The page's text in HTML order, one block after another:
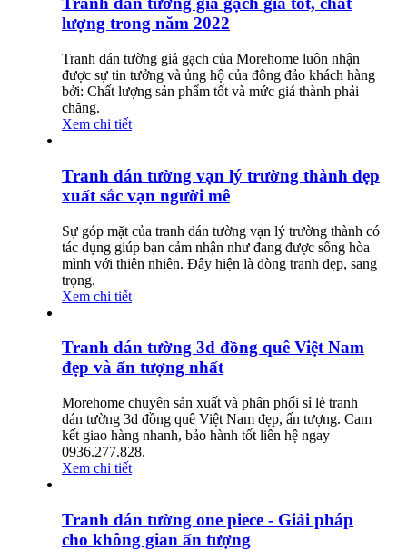
lượng trong năm 2022
Tranh dán tường giả gạch của Morehome luôn nhận
được sự tin tưởng và ủng hộ của đông đảo khách hàng
bởi: Chất lượng sản phẩm tốt và mức giá thành phải
chăng.
Xem chi tiết
Tranh dán tường vạn lý trường thành đẹp
xuất sắc vạn người mê
Sự góp mặt của tranh dán tường vạn lý trường thành có
tác dụng giúp bạn cảm nhận như đang được sống hòa
mình với thiên nhiên. Đây hiện là dòng tranh đẹp, sang
trọng.
Xem chi tiết
Tranh dán tường 3d đồng quê Việt Nam
đẹp và ấn tượng nhất
Morehome chuyên sản xuất và phân phối sỉ lẻ tranh
dán tường 3d đồng quê Việt Nam đẹp, ấn tượng. Cam
kết giao hàng nhanh, bảo hành tốt liên hệ ngay
0936.277.828.
Xem chi tiết
Tranh dán tường one piece - Giải pháp
cho không gian ấn tượng